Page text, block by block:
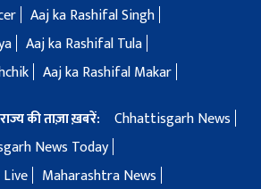
Aaj ka Rashifal Singh
Aaj ka Rashifal Tula
Aaj ka Rashifal Makar
की ताज़ा ख़बरें:
Chhattisgarh News
News Today
Maharashtra News